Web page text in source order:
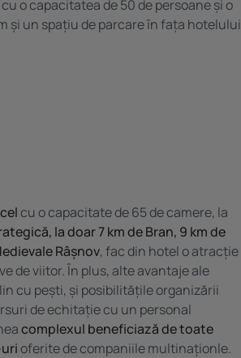
o capacitatea de 50 de persoane și o
și un spațiu de parcare în fața hotelului
cu o capacitate de 65 de camere, la
la doar 7 km de Bran, 9 km de
Râșnov, fac din hotel o atracție
de viitor. În plus, alte avantaje ale
cu pești, și posibilitățile organizării
de echitație cu un personal
complexul beneficiază de toate
oferite de companiile multinaționle.